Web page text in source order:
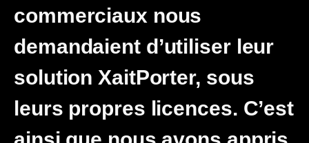
commerciaux nous
demandaient d’utiliser leur
solution XaitPorter, sous
leurs propres licences. C’est